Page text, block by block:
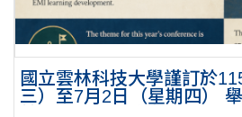
國立雲林科技大學謹訂於
三）至7月2日（星期四）